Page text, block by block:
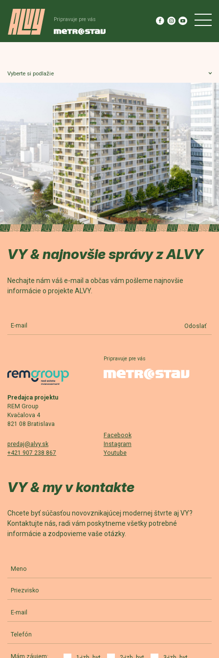
Pripravuje pre vás
VY & najnovšie správy z ALVY
Nechajte nám váš e-mail a občas vám pošleme najnovšie
informácie o projekte ALVY.
E-mail Odoslať
Predajca projektu
REM Group
Kvačalova 4
821 08 Bratislava
Pripravuje pre vás
predaj@alvy.sk
+421 907 238 867
Facebook
Instagram
Youtube
VY & my v kontakte
Chcete byť súčasťou novovznikajúcej modernej štvrte aj VY?
Kontaktujte nás, radi vám poskytneme všetky potrebné
informácie a zodpovieme vaše otázky.
Meno
Priezvisko
E-mail
Telefón